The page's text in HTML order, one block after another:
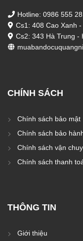
Hotline: 0986 555
Cs1: 408 Cao Xanh
Cs2: 343 Hà Trung -
CHÍNH SÁCH
Chính sách bảo mật
Chính sách bảo
Chính sách vận
Chính sách thanh
THÔNG TIN
Giới thiệu